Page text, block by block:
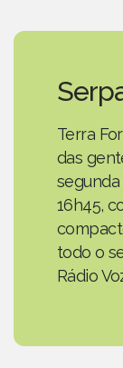
Terra
das
segunda
16h45,
todo o
Rádio